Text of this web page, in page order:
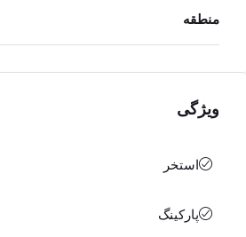
منطقه
ویژگی
استخر
پارکینگ